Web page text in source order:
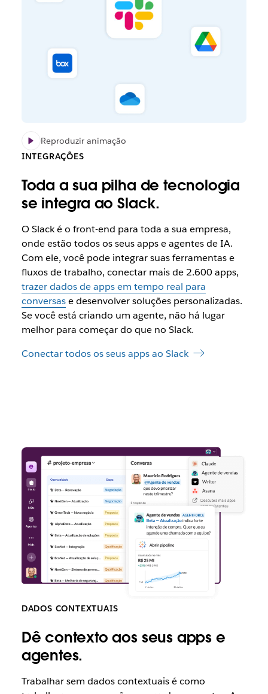
Reproduzir animação
INTEGRAÇÕES
Toda a sua pilha de tecnologia
se integra ao Slack.
O Slack é o front-end para toda a sua empresa,
onde estão todos os seus apps e agentes de IA.
Com ele, você pode integrar suas ferramentas e
fluxos de trabalho, conectar mais de 2.600 apps,
trazer dados de apps em tempo real para
conversase desenvolver soluções personalizadas.
Se você está criando um agente, não há lugar
melhor para começar do que no Slack.
Conectar todos os seus apps ao Slack
DADOS CONTEXTUAIS
Dê contexto aos seus apps e
agentes.
Trabalhar sem dados contextuais é como